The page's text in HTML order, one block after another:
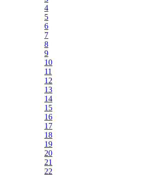
4
5
6
7
8
9
10
11
12
13
14
15
16
17
18
19
20
21
22